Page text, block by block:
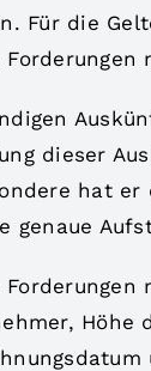
Für die
dieser
hat er
genaue
Höhe